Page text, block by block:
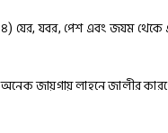
৪) যের, যবর, পেশ এবং জযম থেকে
অনেক জায়গায় লাহনে জালীর